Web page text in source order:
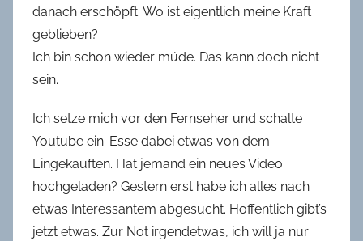
danach erschöpft. Wo ist eigentlich meine Kraft
geblieben?
Ich bin schon wieder müde. Das kann doch nicht
sein.
Ich setze mich vor den Fernseher und schalte
Youtube ein. Esse dabei etwas von dem
Eingekauften. Hat jemand ein neues Video
hochgeladen? Gestern erst habe ich alles nach
etwas Interessantem abgesucht. Hoffentlich gibt’s
jetzt etwas. Zur Not irgendetwas, ich will ja nur